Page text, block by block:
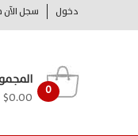
دخول سجل
0
$0.00